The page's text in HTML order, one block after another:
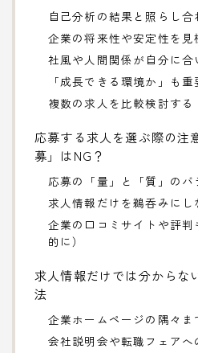
自己分析の結果と照らし合
企業の将来性や安定性を見
社風や人間関係が自分に合
「成長できる環境か」も
複数の求人を比較検討する
応募する求人を選ぶ際の注
募」はNG？
応募の「量」と「質」のバ
求人情報だけを鵜呑みにし
企業の口コミサイトや評
的に）
求人情報だけでは分からな
法
企業ホームページの隅々ま
会社説明会や転職フェアへ